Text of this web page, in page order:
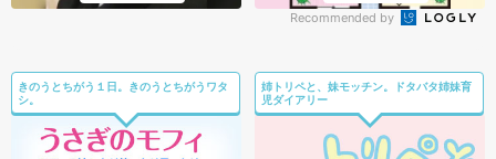
Recommended by
きのうとちがう１日。きのうとちがうワタ
シ。
姉トリペと、妹モッチン。ドタバタ姉妹育
児ダイアリー